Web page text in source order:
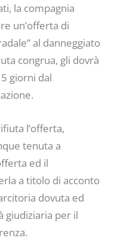
la compagnia
un’offerta di
al danneggiato
congrua, gli dovrà
giorni dal
l’offerta,
tenuta a
ed il
a titolo di acconto
dovuta ed
giudiziaria per il